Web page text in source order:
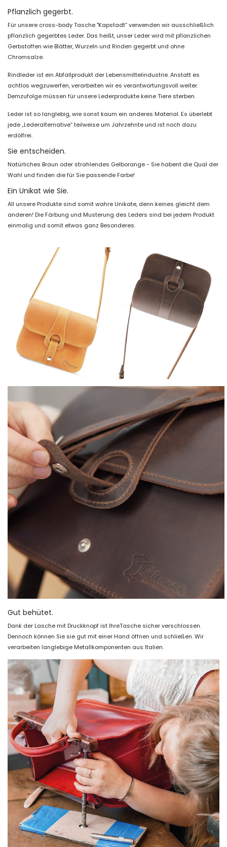
Pflanzlich gegerbt.
Für unsere cross-body Tasche "Kapstadt“ verwenden wir ausschließlich
pflanzlich gegerbtes Leder. Das heißt, unser Leder wird mit pflanzlichen
Gerbstoffen wie Blätter, Wurzeln und Rinden gegerbt und ohne
Chromsalze.
Rindleder ist ein Abfallprodukt der Lebensmittelindustrie. Anstatt es
achtlos wegzuwerfen, verarbeiten wir es verantwortungsvoll weiter.
Demzufolge müssen für unsere Lederprodukte keine Tiere sterben.
Leder ist so langlebig, wie sonst kaum ein anderes Material. Es überlebt
jede „Lederalternative“ teilweise um Jahrzehnte und ist noch dazu
erdölfrei.
Sie entscheiden.
Natürliches Braun oder strahlendes Gelborange - Sie habent die Qual der
Wahl und finden die für Sie passende Farbe!
Ein Unikat wie Sie.
All unsere Produkte sind somit wahre Unikate, denn keines gleicht dem
anderen! Die Färbung und Musterung des Leders sind bei jedem Produkt
einmalig und somit etwas ganz Besonderes.
Gut behütet.
Dank der Lasche mit Druckknopf ist IhreTasche sicher verschlossen.
Dennoch können Sie sie gut mit einer Hand öffnen und schließen. Wir
verarbeiten langlebige Metallkomponenten aus Italien.